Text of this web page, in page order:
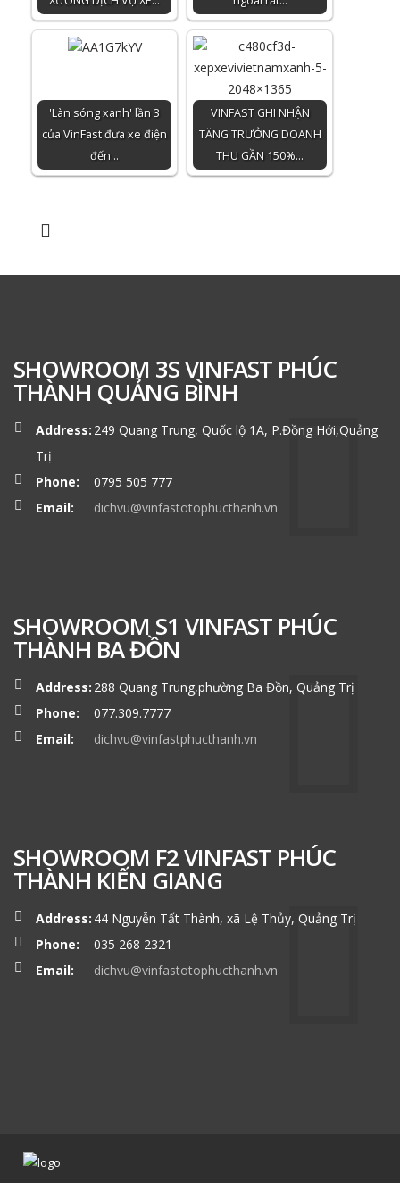
'Làn sóng xanh' lần 3
của VinFast đưa xe điện
đến…
VINFAST GHI NHẬN
TĂNG TRƯỞNG DOANH
THU GẦN 150%…
SHOWROOM 3S VINFAST PHÚC
THÀNH QUẢNG BÌNH
Address: 249 Quang Trung, Quốc lộ 1A, P.Đồng Hới,Quảng
Trị
Phone:
0795 505 777
Email:
dichvu@vinfastotophucthanh.vn
SHOWROOM S1 VINFAST PHÚC
THÀNH BA ĐỒN
Address: 288 Quang Trung,phường Ba Đồn, Quảng Trị
Phone:
077.309.7777
Email:
dichvu@vinfastphucthanh.vn
SHOWROOM F2 VINFAST PHÚC
THÀNH KIẾN GIANG
Address: 44 Nguyễn Tất Thành, xã Lệ Thủy, Quảng Trị
Phone:
035 268 2321
Email:
dichvu@vinfastotophucthanh.vn